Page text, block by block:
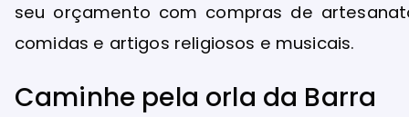
seu orçamento com compras de
comidas e artigos religiosos e musicais.
Caminhe pela orla da Barra